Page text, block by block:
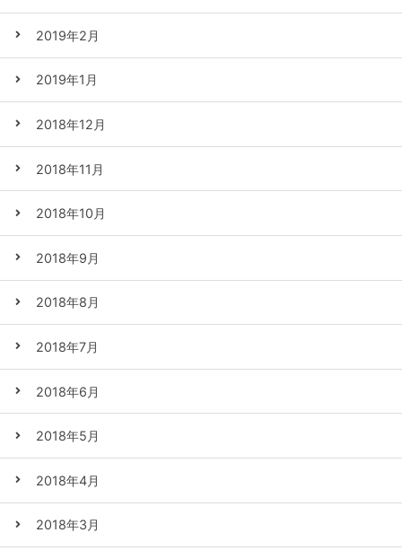
2019年2月
2019年1月
2018年12月
2018年11月
2018年10月
2018年9月
2018年8月
2018年7月
2018年6月
2018年5月
2018年4月
2018年3月